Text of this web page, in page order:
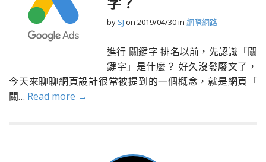
by SJ on 2019/04/30in 網際網路
進行 關鍵字 排名以前，先認識「關
鍵字」是什麼？ 好久沒發廢文了，
今天來聊聊網頁設計很常被提到的一個概念，就是網頁「
關… Read more →